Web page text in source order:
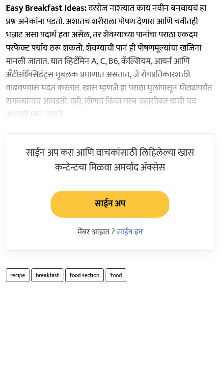
Easy Breakfast Ideas:दररोज नाश्त्यात काय नवीन बनवायचं हा
प्रश्न अनेकांना पडतो. अशातच शरीराला पोषण देणारा आणि चवीतही
भन्नाट असा पदार्थ हवा असेल, तर शेवग्याच्या पानांचा पराठा एकदम
परफेक्ट पर्याय ठरू शकतो. शेवग्याची पानं ही पोषणमूल्यांचा खजिना
मानली जातात. यात व्हिटॅमिन A, C, B6, कॅल्शियम, आयर्न आणि
अँटीऑक्सिडंट्स मुबलक प्रमाणात असतात, जे रोगप्रतिकारशक्ती
वाढवण्यास मदत करतात. खास म्हणजे हा पराठा मुलांपासून मोठ्यांपर्यंत
सगळ्यांनाच आवडतो. दही, लोणचं किंवा गरम चहासोबत याची चव
आणखी छान लागते.
साईन अप करा आणि वाचकांसाठी लिहिलेल्या खास
कन्टेन्टचा मिळवा अमर्याद ॲक्सेस
साईन अप
मेंबर आहात ?साईन इन
recipe breakfast food section 'food